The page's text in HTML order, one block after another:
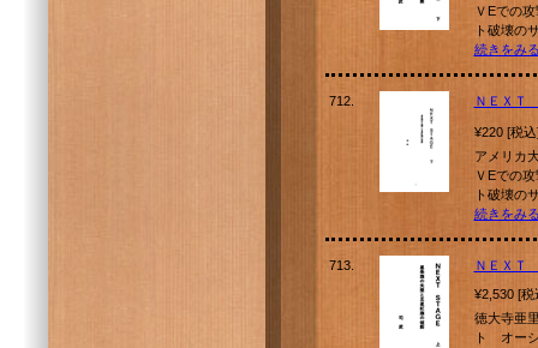
ＶEでの
ト破壊の
続きをみ
712. ＮＥＸＴ
¥220 [税
アメリカ
ＶEでの
ト破壊の
続きをみ
713.
ＮＥＸＴ
¥2,530 [
徳大寺亜
ト オー